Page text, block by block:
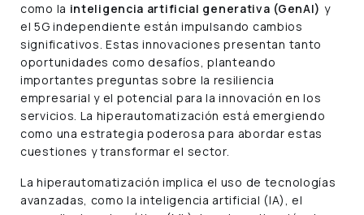
como la inteligencia artificial generativa (GenAI) y
el 5G independiente están impulsando cambios
significativos. Estas innovaciones presentan tanto
oportunidades como desafíos, planteando
importantes preguntas sobre la resiliencia
empresarial y el potencial para la innovación en los
servicios. La hiperautomatización está emergiendo
como una estrategia poderosa para abordar estas
cuestiones y transformar el sector.
La hiperautomatización implica el uso de tecnologías
avanzadas, como la inteligencia artificial (IA), el